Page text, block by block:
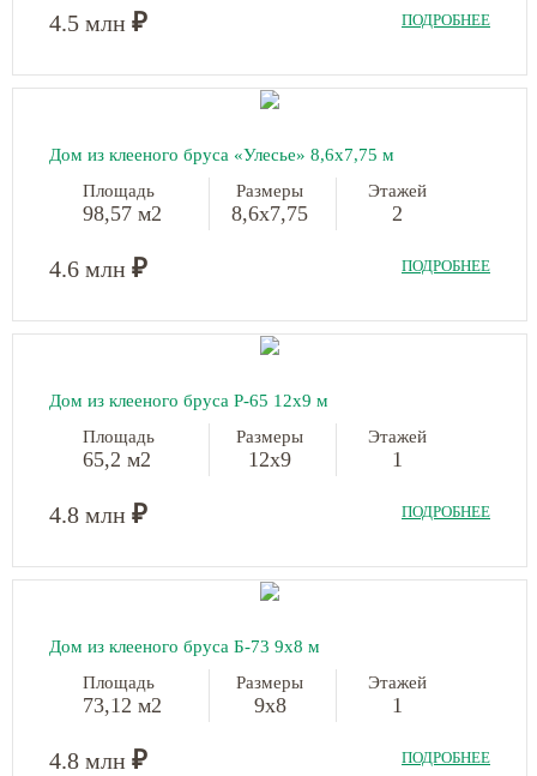
4.5 млн ₽ ПОДРОБНЕЕ
Дом из клееного бруса «Улесье» 8,6х7,75 м
Площадь
98,57 м2
Размеры
8,6х7,75
Этажей
2
4.6 млн ₽ ПОДРОБНЕЕ
Дом из клееного бруса Р-65 12х9 м
Площадь
65,2 м2
Размеры
12х9
Этажей
1
4.8 млн ₽ ПОДРОБНЕЕ
Дом из клееного бруса Б-73 9х8 м
Площадь
73,12 м2
Размеры
9х8
Этажей
1
4.8 млн ₽ ПОДРОБНЕЕ